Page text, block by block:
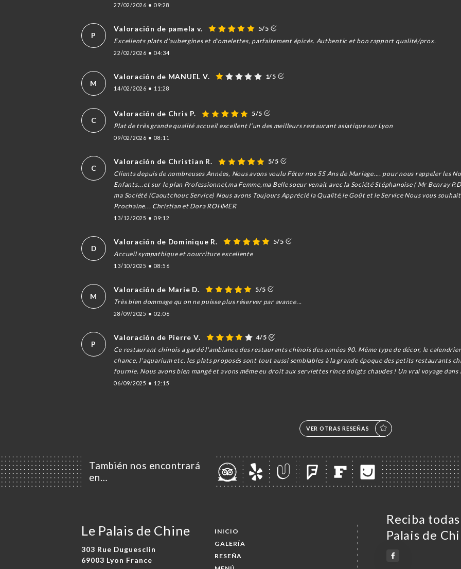
27/02/2026 • 09:28
P
Valoración de pamela v.
5/5
Excellents plats d'aubergines et d'omelettes, parfaitement épicés. Authentic et bon rapport qualité/prox.
22/02/2026 • 04:34
M
Valoración de MANUEL V. 1/5
14/02/2026 • 11:28
C
Valoración de Chris P.
5/5
Plat de très grande qualité accueil excellent l’un des meilleurs restaurant asiatique sur Lyon
09/02/2026 • 08:11
C
Valoración de Christian R.
5/5
Clients depuis de nombreuses Années, Nous avons voulu Fêter nos 55 Ans de Mariage.... pour nous rappeler les
Enfants...et sur le plan Professionnel,ma Femme,ma Belle soeur venait avec la Société Stéphanoise ( Mr Benray
ma Société (Caoutchouc Service) Nous avons Toujours Apprécié la Qualité,le Goût et le Service Nous vous
Prochaine... Christian et Dora ROHMER
13/12/2025 • 09:12
D
Valoración de Dominique R.
5/5
Accueil sympathique et nourriture excellente
13/10/2025 • 08:56
M
Valoración de Marie D.
5/5
Très bien dommage qu on ne puisse plus réserver par avance...
28/09/2025 • 02:06
P
Valoración de Pierre V.
4/5
Ce restaurant chinois a gardé l'ambiance des restaurants chinois des années 90. Même type de décor, le
chance, l'aquarium etc. les plats proposés sont tout aussi semblables à la grande époque des petits restaurants
fournie. Nous avons bien mangé et avons même eu droit aux serviettes rince doigts chaudes ! Un vrai voyage dans
06/09/2025 • 12:15
VER OTRAS RESEÑAS
También nos encontrará
en…
Le Palais de Chine
303 Rue Duguesclin
69003 Lyon France
INICIO
GALERÍA
RESEÑA
Reciba
Palais de